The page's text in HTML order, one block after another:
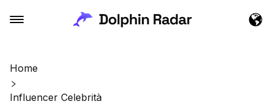
Home
Influencer Celebrità